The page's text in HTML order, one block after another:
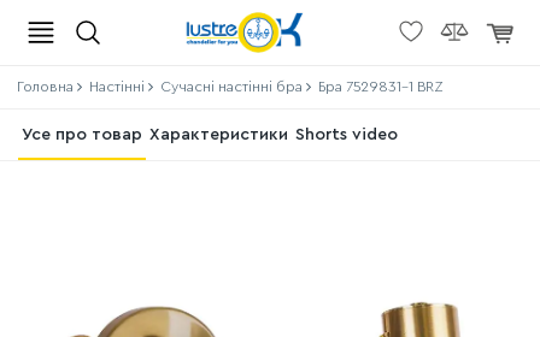
Головна Настінні Сучасні настінні бра Бра 7529831-1 BRZ
Усе про товар Характеристики Shorts video